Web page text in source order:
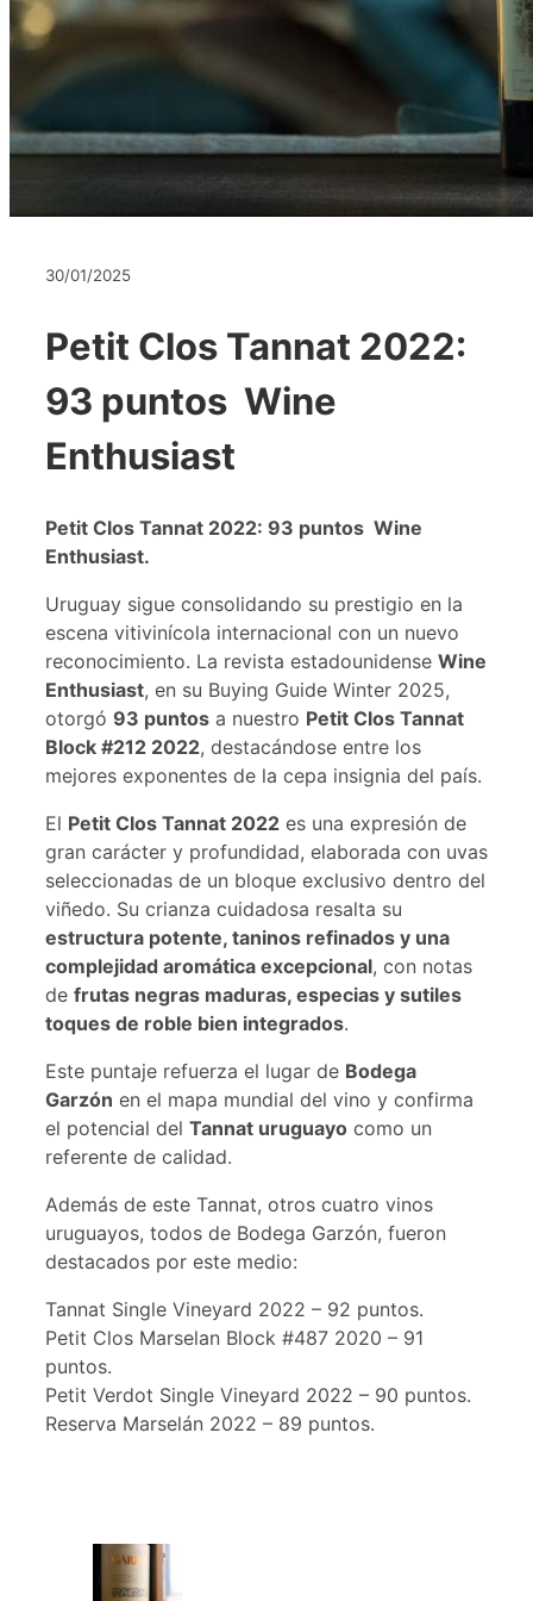
30/01/2025
Petit Clos Tannat 2022:
93 puntos Wine
Enthusiast
Petit Clos Tannat 2022: 93 puntos Wine
Enthusiast.
Uruguay sigue consolidando su prestigio en la
escena vitivinícola internacional con un nuevo
reconocimiento. La revista estadounidense Wine
Enthusiast, en su Buying Guide Winter 2025,
otorgó 93 puntos a nuestro Petit Clos Tannat
Block #212 2022, destacándose entre los
mejores exponentes de la cepa insignia del país.
El Petit Clos Tannat 2022 es una expresión de
gran carácter y profundidad, elaborada con uvas
seleccionadas de un bloque exclusivo dentro del
viñedo. Su crianza cuidadosa resalta su
estructura potente, taninos refinados y una
complejidad aromática excepcional, con notas
de frutas negras maduras, especias y sutiles
toques de roble bien integrados.
Este puntaje refuerza el lugar de Bodega
Garzón en el mapa mundial del vino y confirma
el potencial del Tannat uruguayo como un
referente de calidad.
Además de este Tannat, otros cuatro vinos
uruguayos, todos de Bodega Garzón, fueron
destacados por este medio:
Tannat Single Vineyard 2022 – 92 puntos.
Petit Clos Marselan Block #487 2020 – 91
puntos.
Petit Verdot Single Vineyard 2022 – 90 puntos.
Reserva Marselán 2022 – 89 puntos.